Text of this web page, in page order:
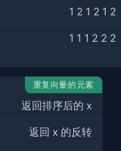
1 2 1 2 1 2
1 1 1 2 2 2
重复向量的元素
返回排序后的 x
返回 x 的反转